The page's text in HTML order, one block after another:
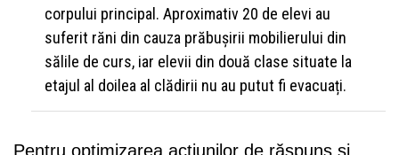
corpului principal. Aproximativ 20 de elevi au
suferit răni din cauza prăbușirii mobilierului din
sălile de curs, iar elevii din două clase situate la
etajul al doilea al clădirii nu au putut fi evacuați.
Pentru optimizarea acțiunilor de răspuns și